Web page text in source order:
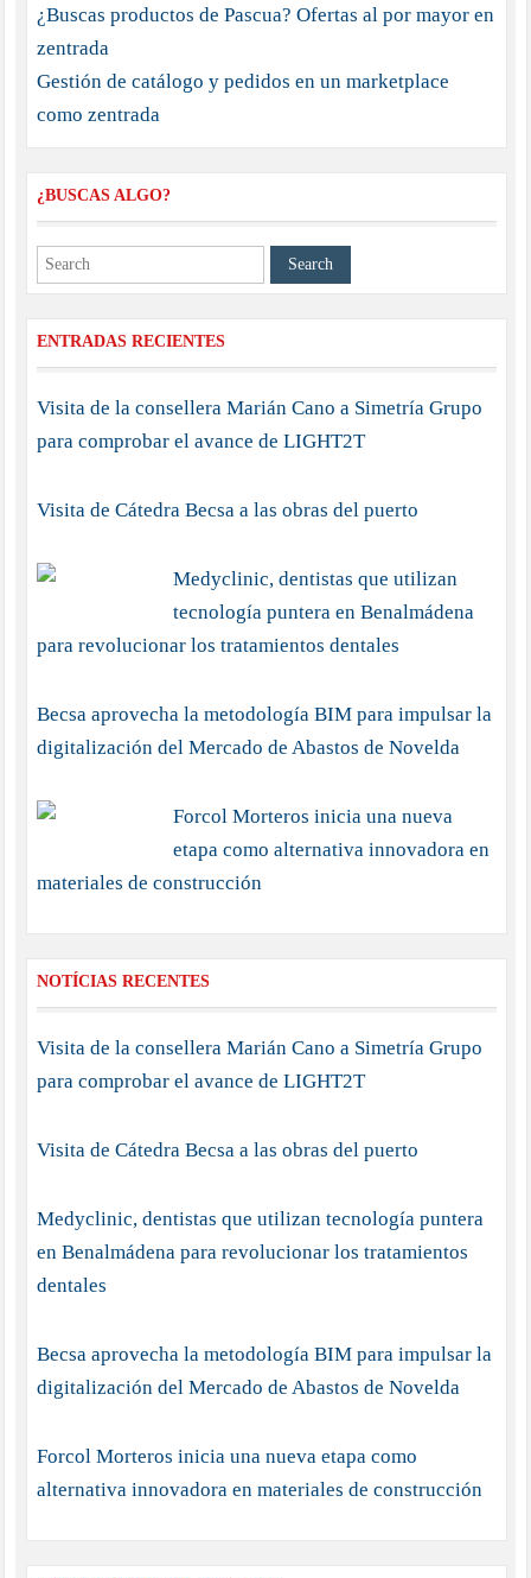
¿Buscas productos de Pascua? Ofertas al por mayor en
zentrada
Gestión de catálogo y pedidos en un marketplace
como zentrada
¿BUSCAS ALGO?
ENTRADAS RECIENTES
Visita de la consellera Marián Cano a Simetría Grupo
para comprobar el avance de LIGHT2T
Visita de Cátedra Becsa a las obras del puerto
Medyclinic, dentistas que utilizan
tecnología puntera en Benalmádena
para revolucionar los tratamientos dentales
Becsa aprovecha la metodología BIM para impulsar la
digitalización del Mercado de Abastos de Novelda
Forcol Morteros inicia una nueva
etapa como alternativa innovadora en
materiales de construcción
NOTÍCIAS RECENTES
Visita de la consellera Marián Cano a Simetría Grupo
para comprobar el avance de LIGHT2T
Visita de Cátedra Becsa a las obras del puerto
Medyclinic, dentistas que utilizan tecnología puntera
en Benalmádena para revolucionar los tratamientos
dentales
Becsa aprovecha la metodología BIM para impulsar la
digitalización del Mercado de Abastos de Novelda
Forcol Morteros inicia una nueva etapa como
alternativa innovadora en materiales de construcción